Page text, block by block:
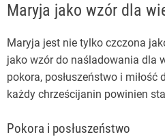
Maryja jako wzór dla
Maryja jest nie tylko czczona
jako wzór do naśladowania dla
pokora, posłuszeństwo i miłość
każdy chrześcijanin powinien
Pokora i posłuszeństwo